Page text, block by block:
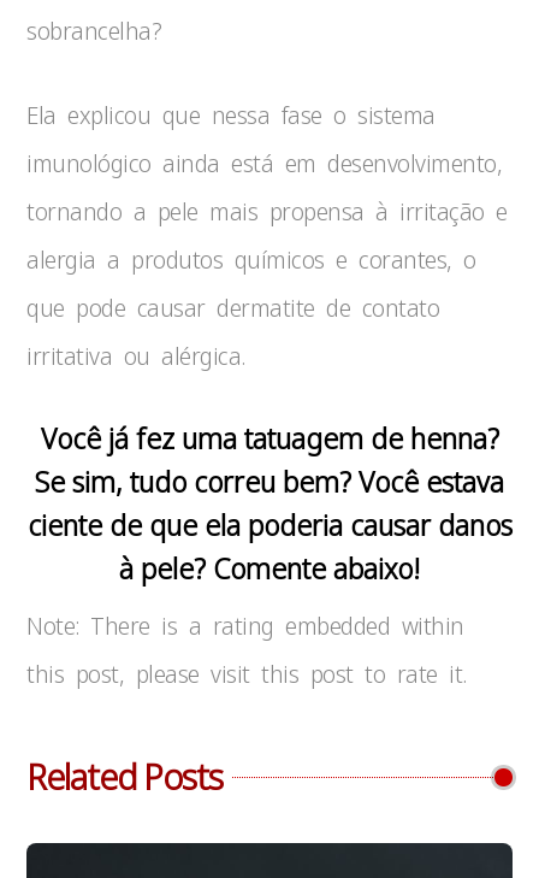
sobrancelha?
Ela explicou que nessa fase o sistema
imunológico ainda está em desenvolvimento,
tornando a pele mais propensa à irritação e
alergia a produtos químicos e corantes, o
que pode causar dermatite de contato
irritativa ou alérgica.
Você já fez uma tatuagem de henna?
Se sim, tudo correu bem? Você estava
ciente de que ela poderia causar danos
à pele? Comente abaixo!
Note: There is a rating embedded within
this post, please visit this post to rate it.
Related Posts